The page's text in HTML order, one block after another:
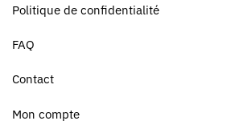
Politique de confidentialité
FAQ
Contact
Mon compte